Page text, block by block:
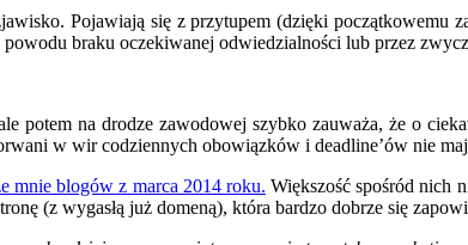
Pojawiają się z przytupem (dzięki początkowemu
braku oczekiwanej odwiedzialności lub przez
potem na drodze zawodowej szybko zauważa, że o
w wir codziennych obowiązków i deadline’ów nie
mnie blogów z marca 2014 roku. Większość spośród nich
(z wygasłą już domeną), która bardzo dobrze się